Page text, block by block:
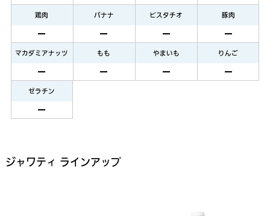
鶏肉 バナナ ピスタチオ 豚肉
マカダミアナッツ もも やまいも りんご
ゼラチン
ジャワティ ラインアップ